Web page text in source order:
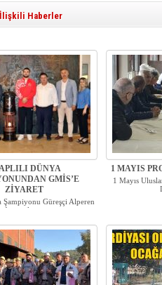
Haberler
DÜNYA
GMİS’E
ZİYARET
Şampiyonu Güreşçi Alperen
Atar, aile y...
1 MAYIS
1 Mayıs